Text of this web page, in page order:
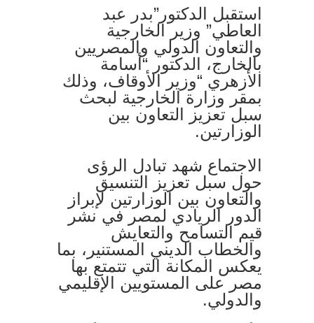
استقبل الدكتور”بدر عبد
العاطي” وزير الخارجية
والتعاون الدولي والمصريين
بالخارج، الدكتور “أسامة
الأزهري “وزير الأوقاف، وذلك
بمقر وزارة الخارجية لبحث
سبل تعزيز التعاون بين
الوزارتين.
الاجتماع شهد تبادل الرؤى
حول سبل تعزيز التنسيق
والتعاون بين الوزارتين لإبراز
الدور الريادي لمصر في نشر
قيم التسامح والتعايش
والخطاب الديني المستنير، بما
يعكس المكانة التي تتمتع بها
مصر على المستويين الإقليمي
والدولي.